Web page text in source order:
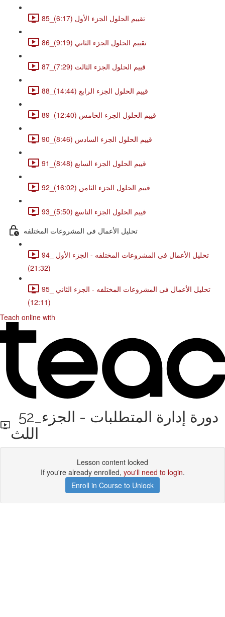
85_تقييم الحلول الجزء الأول (6:17)
86_تقييم الحلول الجزء الثاني (9:19)
87_قييم الحلول الجزء الثالث (7:29)
88_قييم الحلول الجزء الرابع (14:44)
89_قييم الحلول الجزء الخامس (12:40)
90_قييم الحلول الجزء السادس (8:46)
91_قييم الحلول الجزء السابع (8:48)
92_قييم الحلول الجزء الثامن (16:02)
93_قييم الحلول الجزء التاسع (5:50)
تحليل الأعمال فى المشروعات المختلفه
94_ تحليل الأعمال فى المشروعات المختلفه - الجزء الأول
(21:32)
95_ تحليل الأعمال فى المشروعات المختلفه - الجزء الثاني
(12:11)
Teach online with
52_دورة إدارة المتطلبات - الجزء
اللث
Lesson content locked
If you're already enrolled, you'll need to login.
Enroll in Course to Unlock